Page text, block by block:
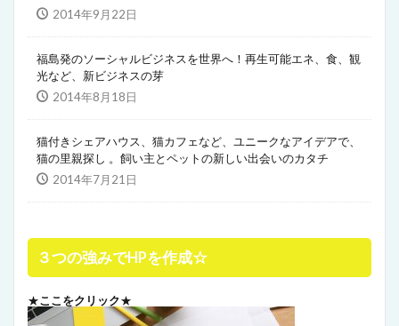
2014年9月22日
福島発のソーシャルビジネスを世界へ！再生可能エネ、食、観
光など、新ビジネスの芽
2014年8月18日
猫付きシェアハウス、猫カフェなど、ユニークなアイデアで、
猫の里親探し 。飼い主とペットの新しい出会いのカタチ
2014年7月21日
３つの強みでHPを作成☆
★ここをクリック★